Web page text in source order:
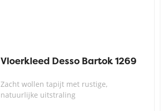
Vloerkleed Desso Bartok 1269
Zacht wollen tapijt met rustige,
natuurlijke uitstraling